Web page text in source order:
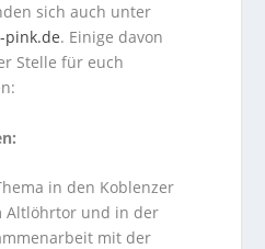
sich auch unter
pink.de. Einige davon
Stelle für euch
in den Koblenzer
Altlöhrtor und in der
mit der